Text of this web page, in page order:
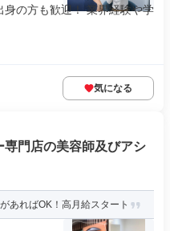
身の方も歓迎！ 業界経験や学
気になる
専門店の美容師及びアシ
あればOK！高月給スタート